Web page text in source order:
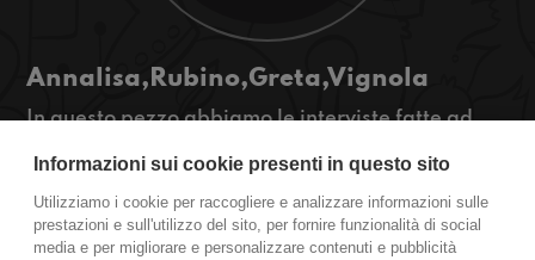
Annalisa,Rubino,Greta,Vignola
In questo pezzo abbiamo le interviste fatte ad
e John Vignola! Dite un po', quale radio ha tutti
questi ospiti favolosi in una sola puntata?
RADIOIMMAGINARIA!!!
Informazioni sui cookie presenti in questo sito
Utilizziamo i cookie per raccogliere e analizzare informazioni sulle
prestazioni e sull'utilizzo del sito, per fornire funzionalità di social
media e per migliorare e personalizzare contenuti e pubblicità